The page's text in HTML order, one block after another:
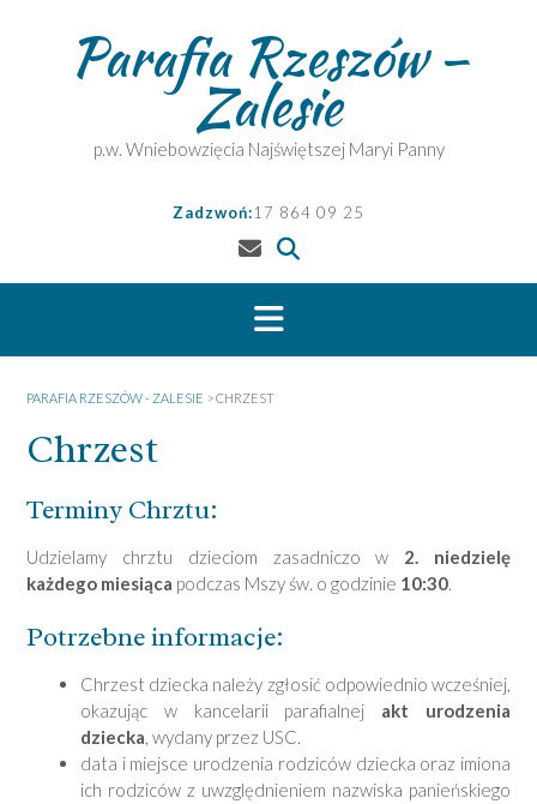
Parafia Rzeszów –
Zalesie
p.w. Wniebowzięcia Najświętszej Maryi Panny
Zadzwoń:17 864 09 25
PARAFIA RZESZÓW - ZALESIE >CHRZEST
Chrzest
Terminy Chrztu:
Udzielamy chrztu dzieciom zasadniczo w 2. niedzielę
każdego miesiąca podczas Mszy św. o godzinie 10:30.
Potrzebne informacje:
Chrzest dziecka należy zgłosić odpowiednio wcześniej,
okazując w kancelarii parafialnej akt urodzenia
dziecka, wydany przez USC.
data i miejsce urodzenia rodziców dziecka oraz imiona
ich rodziców z uwzględnieniem nazwiska panieńskiego